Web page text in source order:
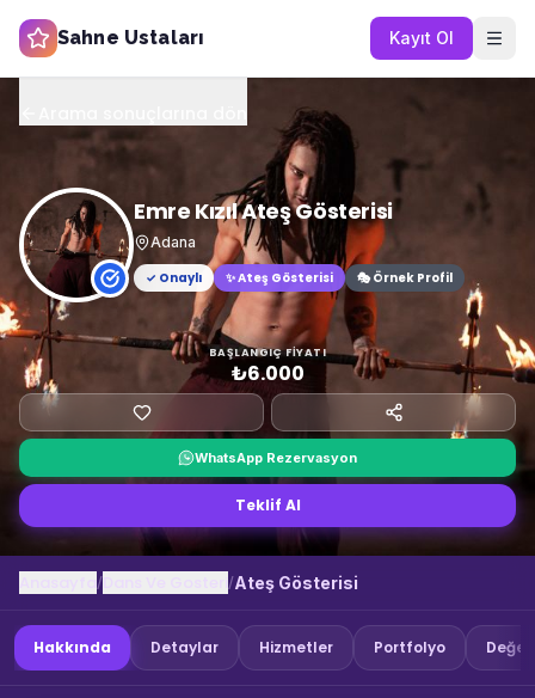
Sahne Ustaları Kayıt Ol
Emre Kızıl Ateş Gösterisi
Adana
✓ Onaylı
✨Ateş Gösterisi 🎭 Örnek Profil
BAŞLANGIÇ FIYATI
₺6.000
WhatsApp Rezervasyon
Teklif Al
/ /Ateş Gösterisi
Hakkında Detaylar Hizmetler Portfolyo